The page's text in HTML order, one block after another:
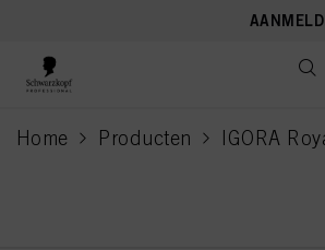
Home Producten IGORA
current page